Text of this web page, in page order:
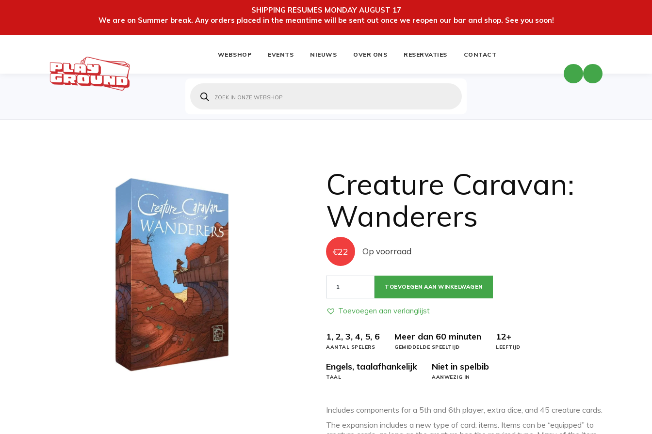
SHIPPING RESUMES MONDAY AUGUST 17
We are on Summer break. Any orders placed in the meantime will be sent out once we reopen our bar and shop. See you soon!
WEBSHOP EVENTS NIEUWS OVER ONS RESERVATIES CONTACT
zoeken
Creature Caravan:
Wanderers
€22 Op voorraad
Caravan:
Wanderers
aantal
TOEVOEGEN AAN WINKELWAGEN
Toevoegen aan verlanglijst
1, 2, 3, 4, 5, 6
AANTAL SPELERS
Meer dan 60 minuten
GEMIDDELDE SPEELTIJD
12+
LEEFTIJD
Engels, taalafhankelijk
TAAL
Niet in spelbib
AANWEZIG IN
Includes components for a 5th and 6th player, extra dice, and 45 creature cards.
The expansion includes a new type of card: items. Items can be “equipped” to